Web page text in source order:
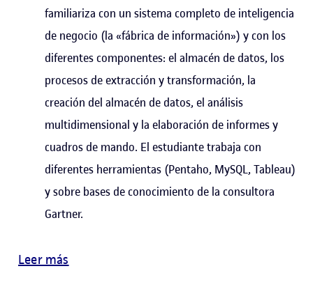
familiariza con un sistema completo de inteligencia
de negocio (la «fábrica de información») y con los
diferentes componentes: el almacén de datos, los
procesos de extracción y transformación, la
creación del almacén de datos, el análisis
multidimensional y la elaboración de informes y
cuadros de mando. El estudiante trabaja con
diferentes herramientas (Pentaho, MySQL, Tableau)
y sobre bases de conocimiento de la consultora
Gartner.
Leer más